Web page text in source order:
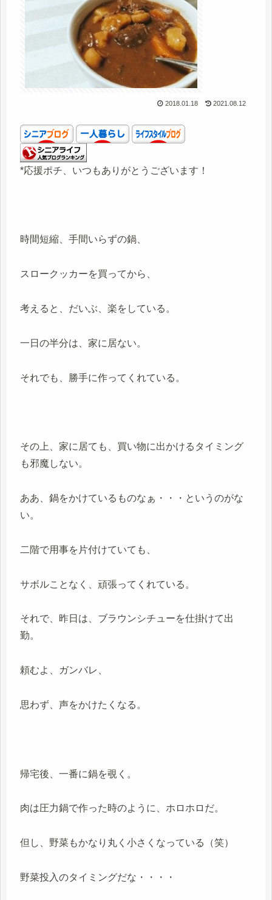
2018.01.18 2021.08.12
*応援ポチ、いつもありがとうございます！
時間短縮、手間いらずの鍋、
スロークッカーを買ってから、
考えると、だいぶ、楽をしている。
一日の半分は、家に居ない。
それでも、勝手に作ってくれている。
その上、家に居ても、買い物に出かけるタイミング
も邪魔しない。
ああ、鍋をかけているものなぁ・・・というのがな
い。
二階で用事を片付けていても、
サボルことなく、頑張ってくれている。
それで、昨日は、ブラウンシチューを仕掛けて出
勤。
頼むよ、ガンバレ、
思わず、声をかけたくなる。
帰宅後、一番に鍋を覗く。
肉は圧力鍋で作った時のように、ホロホロだ。
但し、野菜もかなり丸く小さくなっている（笑）
野菜投入のタイミングだな・・・・